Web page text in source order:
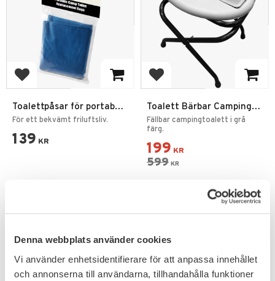
Denna webbplats använder cookies
Vi använder enhetsidentifierare för att anpassa innehållet
och annonserna till användarna, tillhandahålla funktioner
Lägg till i favoriter
Toalettpåsar för portabel
toalett
För ett bekvämt friluftsliv.
139 KR
Lägg till i favoriter
Toalett Bärbar Camping
Large WC
Fällbar campingtoalett i grå
färg.
199 KR
599 KR
PRENUMERERA & TA DEL AV VÅRA
ERBJUDANDEN!